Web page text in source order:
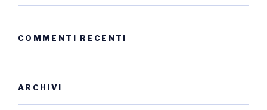
COMMENTI RECENTI
ARCHIVI